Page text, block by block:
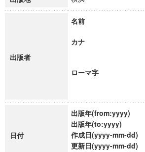
出版者
名前
カナ
ローマ字
日付
出版年(from:yyyy)
出版年(to:yyyy)
作成日(yyyy-mm-dd)
更新日(yyyy-mm-dd)